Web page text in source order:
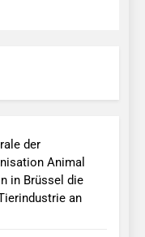
der
Animal
in Brüssel die
an